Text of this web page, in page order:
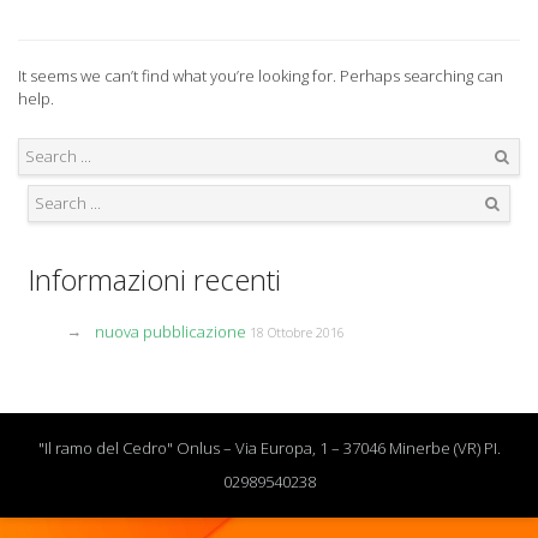
It seems we can’t find what you’re looking for. Perhaps searching can
help.
Informazioni recenti
nuova pubblicazione 18 Ottobre 2016
"Il ramo del Cedro" Onlus – Via Europa, 1 – 37046 Minerbe (VR) PI.
02989540238